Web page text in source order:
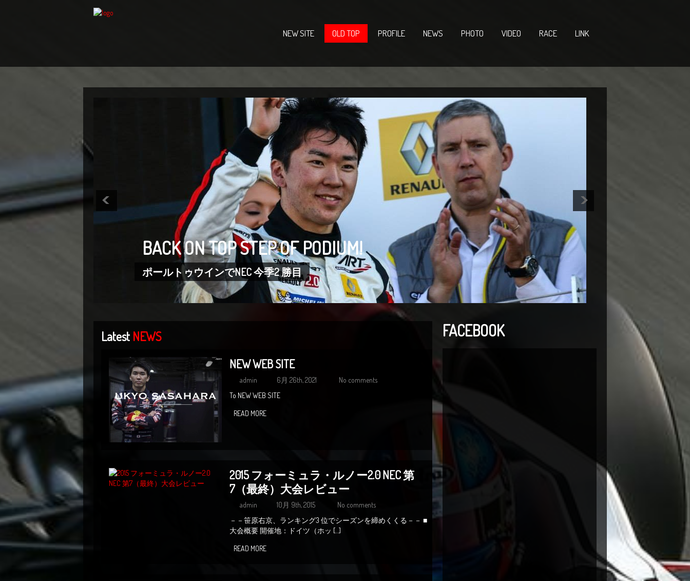
NEW SITE OLD TOP PROFILE NEWS PHOTO VIDEO RACE LINK
BACK ON TOP STEP OF PODIUM!
ポールトゥウインでNEC 今季2 勝目
LatestNEWS
NEW WEB SITE
admin 6月 26th, 2021
No comments
To NEW WEB SITE
READ MORE
2015 フォーミュラ・ルノー2.0 NEC 第
7（最終）大会レビュー
admin 10月 9th, 2015
No comments
－－笹原右京、ランキング3 位でシーズンを締めくくる－－ ■
大会概要 開催地：ドイツ（ホッ […]
READ MORE
FACEBOOK